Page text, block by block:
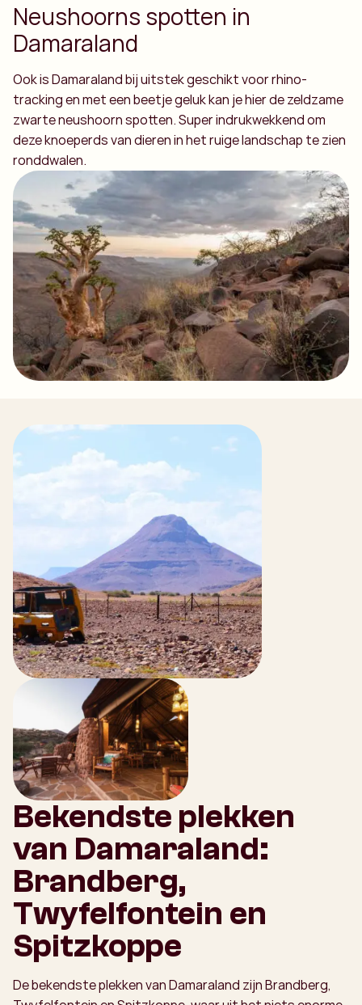
Neushoorns spotten in
Damaraland
Ook is Damaraland bij uitstek geschikt voor rhino-
tracking en met een beetje geluk kan je hier de zeldzame
zwarte neushoorn spotten. Super indrukwekkend om
deze knoeperds van dieren in het ruige landschap te zien
ronddwalen.
Bekendste plekken
van Damaraland:
Brandberg,
Twyfelfontein en
Spitzkoppe
De bekendste plekken van Damaraland zijn Brandberg,